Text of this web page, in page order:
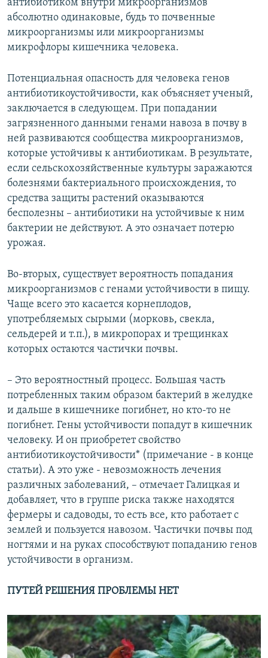
антибиотиком внутри микроорганизмов
абсолютно одинаковые, будь то почвенные
микроорганизмы или микроорганизмы
микрофлоры кишечника человека.
Потенциальная опасность для человека генов
антибиотикоустойчивости, как объясняет ученый,
заключается в следующем. При попадании
загрязненного данными генами навоза в почву в
ней развиваются сообщества микроорганизмов,
которые устойчивы к антибиотикам. В результате,
если сельскохозяйственные культуры заражаются
болезнями бактериального происхождения, то
средства защиты растений оказываются
бесполезны – антибиотики на устойчивые к ним
бактерии не действуют. А это означает потерю
урожая.
Во-вторых, существует вероятность попадания
микроорганизмов с генами устойчивости в пищу.
Чаще всего это касается корнеплодов,
употребляемых сырыми (морковь, свекла,
сельдерей и т.п.), в микропорах и трещинках
которых остаются частички почвы.
– Это вероятностный процесс. Большая часть
потребленных таким образом бактерий в желудке
и дальше в кишечнике погибнет, но кто-то не
погибнет. Гены устойчивости попадут в кишечник
человеку. И он приобретет свойство
антибиотикоустойчивости* (примечание - в конце
статьи). А это уже - невозможность лечения
различных заболеваний, – отмечает Галицкая и
добавляет, что в группе риска также находятся
фермеры и садоводы, то есть все, кто работает с
землей и пользуется навозом. Частички почвы под
ногтями и на руках способствуют попаданию генов
устойчивости в организм.
ПУТЕЙ РЕШЕНИЯ ПРОБЛЕМЫ НЕТ